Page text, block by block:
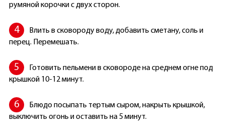
румяной корочки с двух сторон.
Влить в сковороду воду, добавить сметану, соль и
перец. Перемешать.
Готовить пельмени в сковороде на среднем огне под
крышкой 10-12 минут.
Блюдо посыпать тертым сыром, накрыть крышкой,
выключить огонь и оставить на 5 минут.